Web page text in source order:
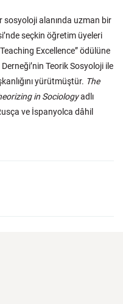
Bilim
sosyoloji alanında uzman bir
seçkin öğretim üyeleri
Excellence” ödülüne
Teorik Sosyoloji ile
yürütmüştür. The
in Sociologyadlı
ve İspanyolca dâhil